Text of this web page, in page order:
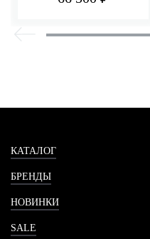
КАТАЛОГ
БРЕНДЫ
НОВИНКИ
SALE